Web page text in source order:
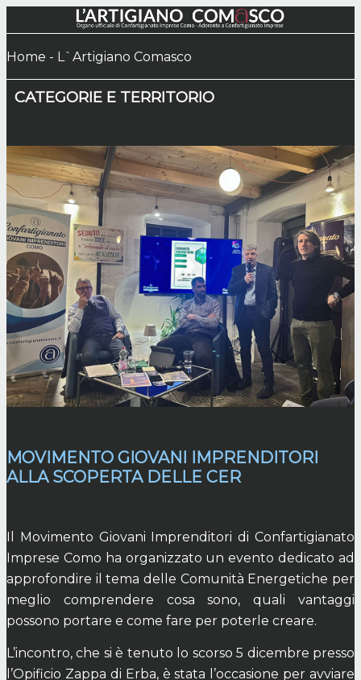
Home - L`Artigiano Comasco
CATEGORIE E TERRITORIO
MOVIMENTO GIOVANI IMPRENDITORI
ALLA SCOPERTA DELLE CER
Il Movimento Giovani Imprenditori di Confartigianato
Imprese Como ha organizzato un evento dedicato ad
approfondire il tema delle Comunità Energetiche per
meglio comprendere cosa sono, quali vantaggi
possono portare e come fare per poterle creare.
L’incontro, che si è tenuto lo scorso 5 dicembre presso
l’Opificio Zappa di Erba, è stata l’occasione per avviare